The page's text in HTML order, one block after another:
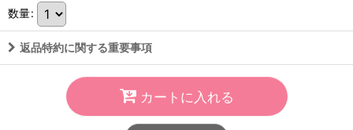
数量:
返品特約に関する重要事項
カートに入れる